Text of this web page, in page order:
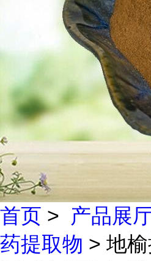
首页 > 产品展
药提取物 > 地